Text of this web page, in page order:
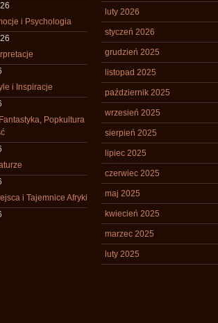
i Psychologia
i Inspiracje
Popkultura
i Tajemnice Afryki
luty 2026
styczeń 2026
grudzień 2025
listopad 2025
październik 2025
wrzesień 2025
sierpień 2025
lipiec 2025
czerwiec 2025
maj 2025
kwiecień 2025
marzec 2025
luty 2025